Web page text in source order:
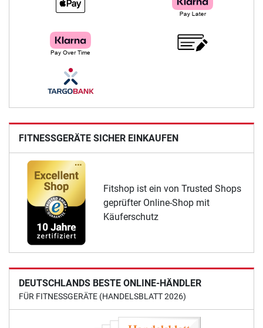
FITNESSGERÄTE SICHER EINKAUFEN
Fitshop ist ein von Trusted Shops
geprüfter Online-Shop mit
Käuferschutz
DEUTSCHLANDS BESTE ONLINE-HÄNDLER
FÜR FITNESSGERÄTE (HANDELSBLATT 2026)